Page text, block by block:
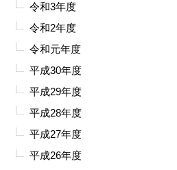
令和3年度
令和2年度
令和元年度
平成30年度
平成29年度
平成28年度
平成27年度
平成26年度